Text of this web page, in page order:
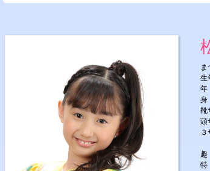
ま
生
靴
頭